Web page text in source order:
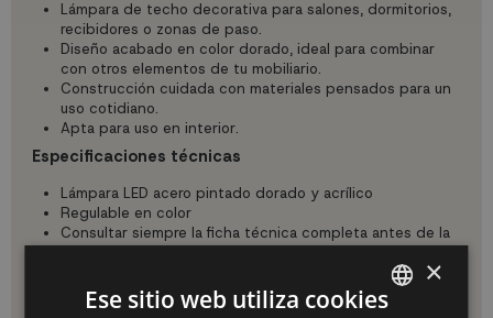
Lámpara de techo decorativa para salones, dormitorios,
recibidores o zonas de paso.
Diseño acabado en color dorado, ideal para combinar
con otros elementos de tu mobiliario.
Construcción cuidada con materiales pensados para un
uso cotidiano.
Apta para uso en interior.
Especificaciones técnicas
Lámpara LED acero pintado dorado y acrílico
Regulable en color
Consultar siempre la ficha técnica completa antes de la
Pensada para instalación en techo, proporciona una
×
Ese sitio web utiliza cookies